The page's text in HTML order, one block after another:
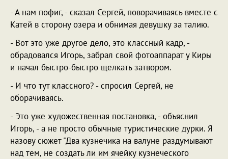
- А нам пофиг, - сказал Сергей, поворачиваясь вместе с
Катей в сторону озера и обнимая девушку за талию.
- Вот это уже другое дело, это классный кадр, -
обрадовался Игорь, забрал свой фотоаппарат у Киры
и начал быстро-быстро щелкать затвором.
- И что тут классного? - спросил Сергей, не
оборачиваясь.
- Это уже художественная постановка, - объяснил
Игорь, - а не просто обычные туристические дурки. Я
назову сюжет "Два кузнечика на валуне раздумывают
над тем, не создать ли им ячейку кузнеческого